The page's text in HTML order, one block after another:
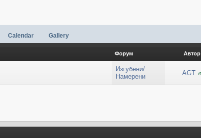
Calendar Gallery
Форум Автор
Изгубени/
Намерени
AGT